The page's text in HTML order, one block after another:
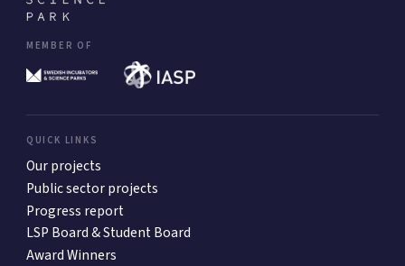
MEMBER OF
QUICK LINKS
Our projects
Public sector projects
Progress report
LSP Board & Student Board
Award Winners